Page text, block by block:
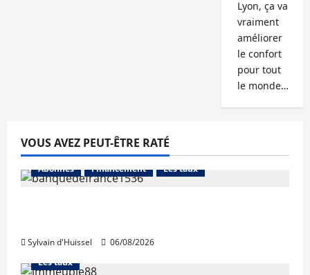
Lyon, ça va
vraiment
améliorer
le confort
pour tout
le monde…
VOUS AVEZ PEUT-ÊTRE RATÉ
Abonnés Financement Les taux
Sylvain d'Huissel 06/08/2026
Abonnés Financement
Les taux